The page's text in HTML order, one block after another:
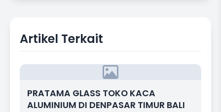
Artikel Terkait
PRATAMA GLASS TOKO KACA
ALUMINIUM DI DENPASAR TIMUR BALI